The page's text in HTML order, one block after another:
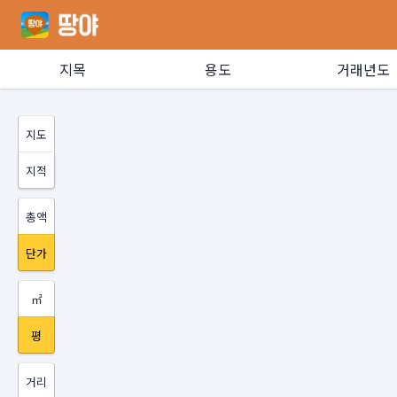
지목 용도 거래년도
지도
지적
총액
단가
㎡
평
거리